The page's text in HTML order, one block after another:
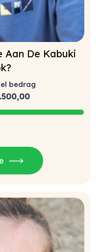
Aan De Kabuki
bedrag